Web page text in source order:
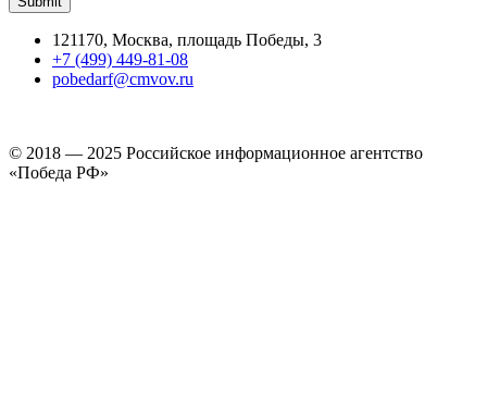
121170, Москва, площадь Победы, 3
+7 (499) 449-81-08
pobedarf@cmvov.ru
© 2018 — 2025 Российское информационное агентство
«Победа РФ»